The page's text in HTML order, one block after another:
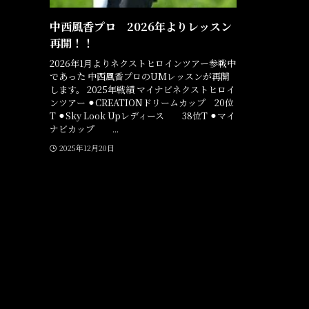
中西風香プロ 2026年よりレッスン
再開！！
2026年1月よりネクストヒロインツアー参戦中
であった 中西風香プロのUMレッスンが再開
します。 2025年戦績 マイナビネクストヒロイ
ンツアー ⚫︎CREATIONドリームカップ 20位
T ⚫︎Sky Look Upレディース 38位T ⚫︎マイ
ナビカップ ...
2025年12月20日